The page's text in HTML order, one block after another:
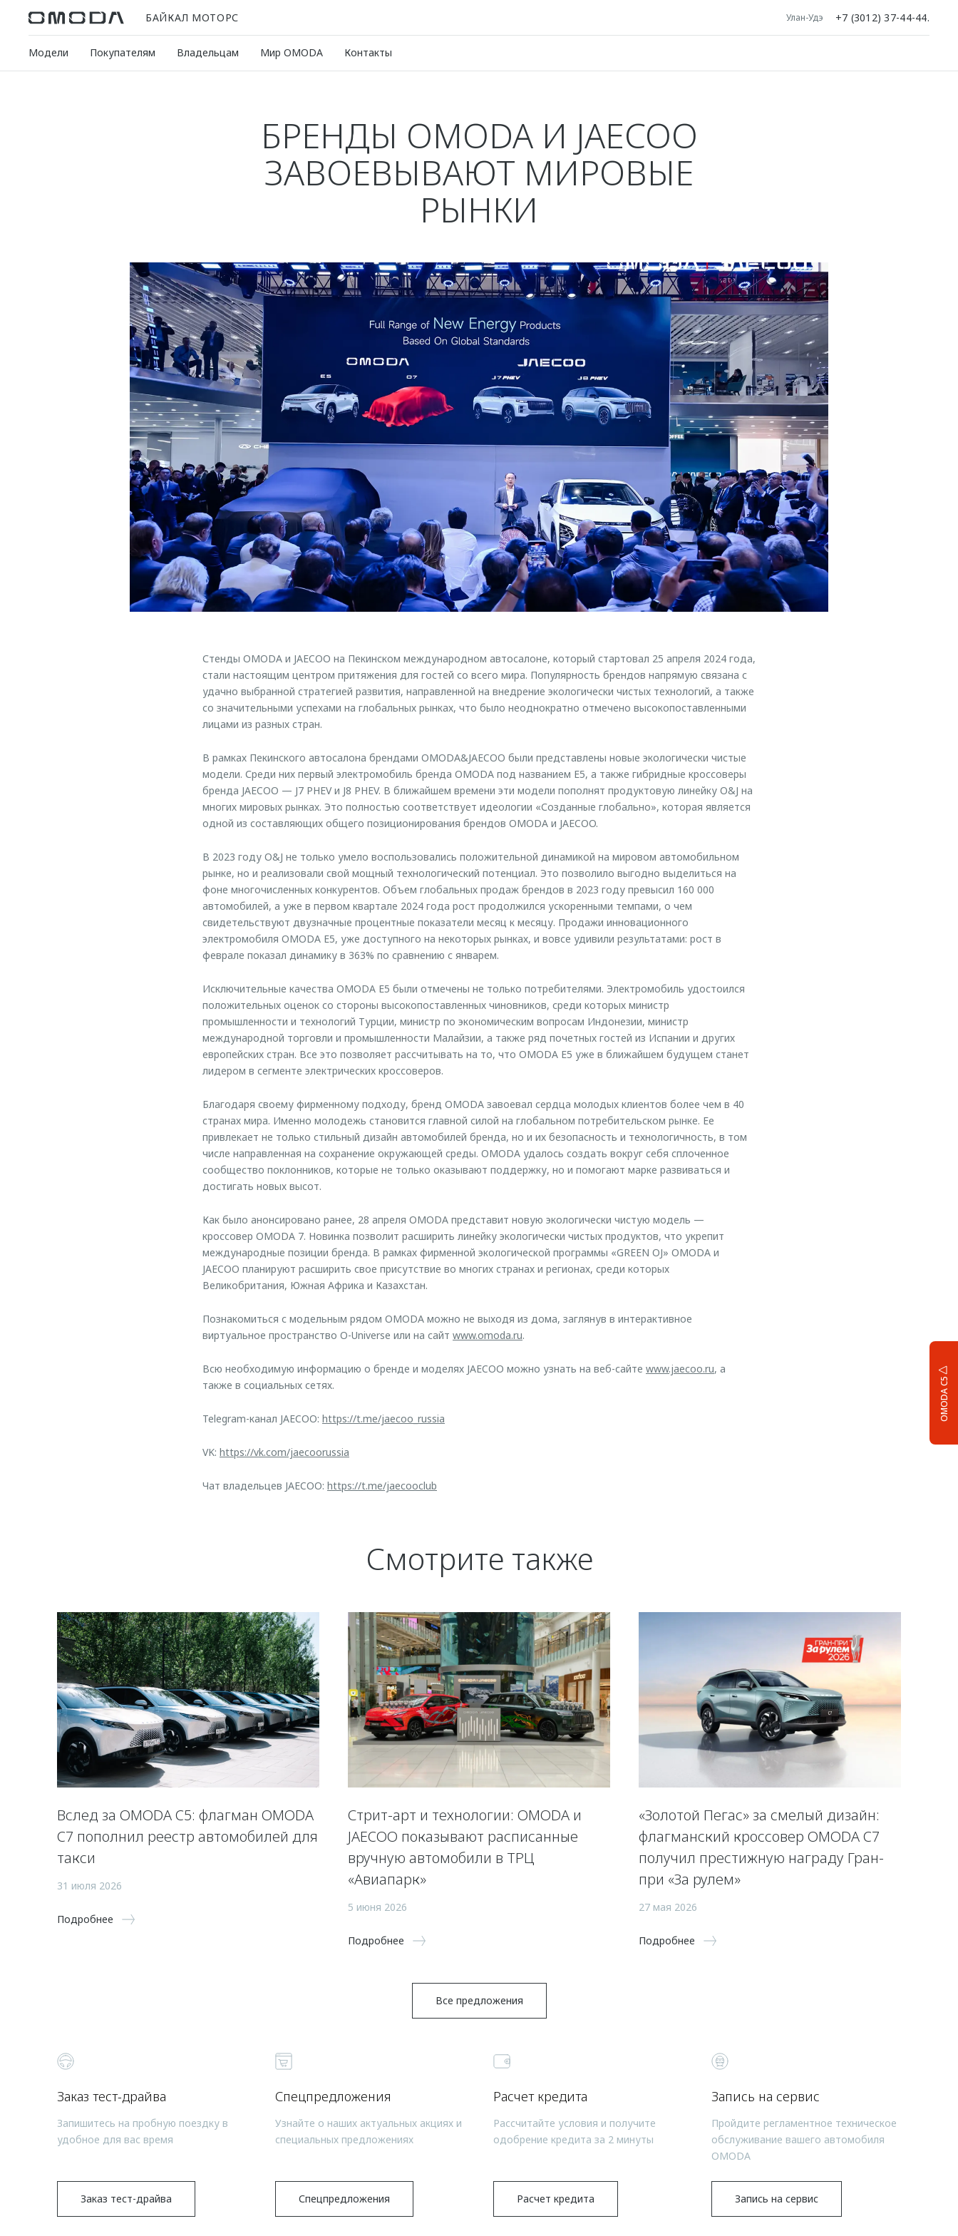
БАЙКАЛ МОТОРС Улан-Удэ +7 (3012) 37-44-44.
Модели Покупателям Владельцам Мир OMODA Контакты
OMODA C5
БРЕНДЫ OMODA И JAECOO
ЗАВОЕВЫВАЮТ МИРОВЫЕ
РЫНКИ
Стенды OMODA и JAECOO на Пекинском международном автосалоне, который стартовал 25 апреля 2024 года,
стали настоящим центром притяжения для гостей со всего мира. Популярность брендов напрямую связана с
удачно выбранной стратегией развития, направленной на внедрение экологически чистых технологий, а также
со значительными успехами на глобальных рынках, что было неоднократно отмечено высокопоставленными
лицами из разных стран.
В рамках Пекинского автосалона брендами OMODA&JAECOO были представлены новые экологически чистые
модели. Среди них первый электромобиль бренда OMODA под названием E5, а также гибридные кроссоверы
бренда JAECOO — J7 PHEV и J8 PHEV. В ближайшем времени эти модели пополнят продуктовую линейку O&J на
многих мировых рынках. Это полностью соответствует идеологии «Созданные глобально», которая является
одной из составляющих общего позиционирования брендов OMODA и JAECOO.
В 2023 году O&J не только умело воспользовались положительной динамикой на мировом автомобильном
рынке, но и реализовали свой мощный технологический потенциал. Это позволило выгодно выделиться на
фоне многочисленных конкурентов. Объем глобальных продаж брендов в 2023 году превысил 160 000
автомобилей, а уже в первом квартале 2024 года рост продолжился ускоренными темпами, о чем
свидетельствуют двузначные процентные показатели месяц к месяцу. Продажи инновационного
электромобиля OMODA E5, уже доступного на некоторых рынках, и вовсе удивили результатами: рост в
феврале показал динамику в 363% по сравнению с январем.
Исключительные качества OMODA E5 были отмечены не только потребителями. Электромобиль удостоился
положительных оценок со стороны высокопоставленных чиновников, среди которых министр
промышленности и технологий Турции, министр по экономическим вопросам Индонезии, министр
международной торговли и промышленности Малайзии, а также ряд почетных гостей из Испании и других
европейских стран. Все это позволяет рассчитывать на то, что OMODA E5 уже в ближайшем будущем станет
лидером в сегменте электрических кроссоверов.
Благодаря своему фирменному подходу, бренд OMODA завоевал сердца молодых клиентов более чем в 40
странах мира. Именно молодежь становится главной силой на глобальном потребительском рынке. Ее
привлекает не только стильный дизайн автомобилей бренда, но и их безопасность и технологичность, в том
числе направленная на сохранение окружающей среды. OMODA удалось создать вокруг себя сплоченное
сообщество поклонников, которые не только оказывают поддержку, но и помогают марке развиваться и
достигать новых высот.
Как было анонсировано ранее, 28 апреля OMODA представит новую экологически чистую модель —
кроссовер OMODA 7. Новинка позволит расширить линейку экологически чистых продуктов, что укрепит
международные позиции бренда. В рамках фирменной экологической программы «GREEN OJ» OMODA и
JAECOO планируют расширить свое присутствие во многих странах и регионах, среди которых
Великобритания, Южная Африка и Казахстан.
Познакомиться с модельным рядом OMODA можно не выходя из дома, заглянув в интерактивное
виртуальное пространство O-Universe или на сайт www.omoda.ru.
Всю необходимую информацию о бренде и моделях JAECOO можно узнать на веб-сайте www.jaecoo.ru, а
также в социальных сетях.
Telegram-канал JAECOO: https://t.me/jaecoo_russia
VK: https://vk.com/jaecoorussia
Чат владельцев JAECOO: https://t.me/jaecooclub
Смотрите также
Вслед за OMODA C5: флагман OMODA
C7 пополнил реестр автомобилей для
такси
31 июля 2026
Подробнее
Стрит-арт и технологии: OMODA и
JAECOO показывают расписанные
вручную автомобили в ТРЦ
«Авиапарк»
5 июня 2026
Подробнее
«Золотой Пегас» за смелый дизайн:
флагманский кроссовер OMODA C7
получил престижную награду Гран-
при «За рулем»
27 мая 2026
Подробнее
Все предложения
Заказ тест-драйва
Запишитесь на пробную поездку в
удобное для вас время
Заказ тест-драйва
Спецпредложения
Узнайте о наших актуальных акциях и
специальных предложениях
Спецпредложения
Расчет кредита
Рассчитайте условия и получите
одобрение кредита за 2 минуты
Расчет кредита
Запись на сервис
Пройдите регламентное техническое
обслуживание вашего автомобиля
OMODA
Запись на сервис